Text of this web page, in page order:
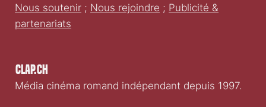
Clap.ch
Média cinéma romand indépendant depuis 1997.
Nous soutenir ; Nous rejoindre ; Publicité &
partenariats